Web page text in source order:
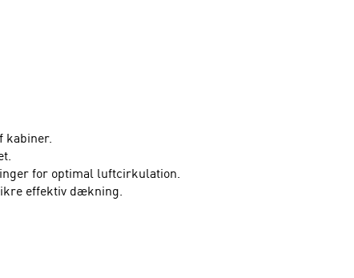
kabiner.
for optimal luftcirkulation.
effektiv dækning.